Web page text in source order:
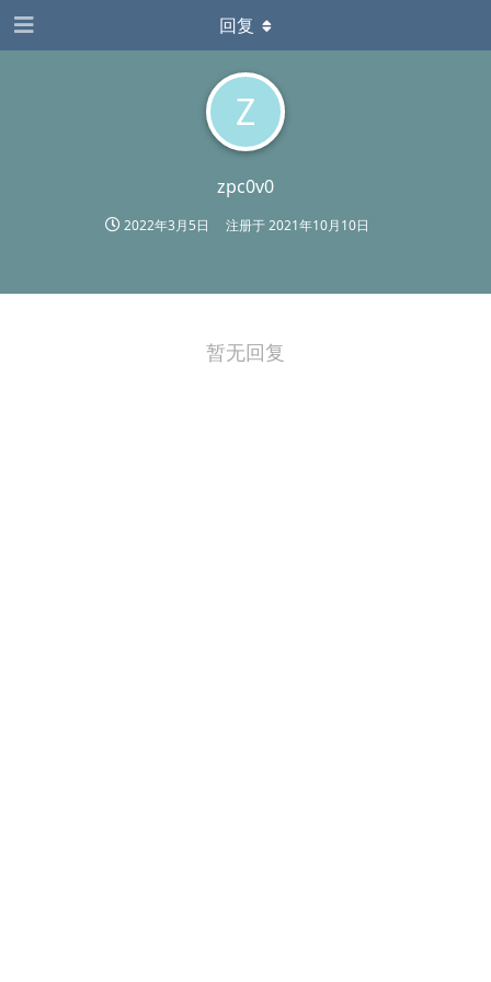
Z
zpc0v0
2022年3月5日 注册于2021年10月10日
回复
暂无回复